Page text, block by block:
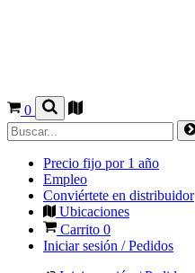
0
Precio fijo por 1 año
Empleo
Conviértete en distribuidor
Ubicaciones
Carrito 0
Iniciar sesión / Pedidos